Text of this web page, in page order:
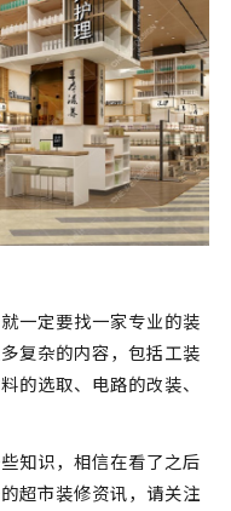
一定要找一家专业的装
复杂的内容，包括工装
的选取、电路的改装、
知识，相信在看了之后
超市装修资讯，请关注